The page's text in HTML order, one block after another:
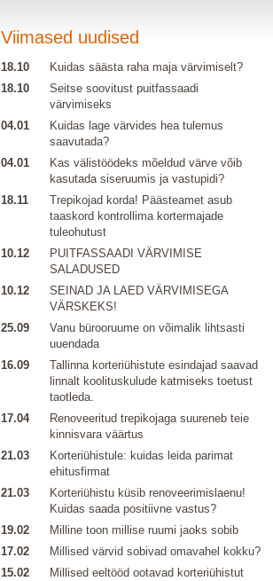
Viimased uudised
18.10
Kuidas säästa raha maja värvimiselt?
18.10
Seitse soovitust puitfassaadi
värvimiseks
04.01
Kuidas lage värvides hea tulemus
saavutada?
04.01
Kas välistöödeks mõeldud värve võib
kasutada siseruumis ja vastupidi?
18.11
Trepikojad korda! Päästeamet asub
taaskord kontrollima kortermajade
tuleohutust
10.12
PUITFASSAADI VÄRVIMISE
SALADUSED
10.12
SEINAD JA LAED VÄRVIMISEGA
VÄRSKEKS!
25.09
Vanu bürooruume on võimalik lihtsasti
uuendada
16.09
Tallinna korteriühistute esindajad saavad
linnalt koolituskulude katmiseks toetust
taotleda.
17.04
Renoveeritud trepikojaga suureneb teie
kinnisvara väärtus
21.03
Korteriühistule: kuidas leida parimat
ehitusfirmat
21.03
Korteriühistu küsib renoveerimislaenu!
Kuidas saada positiivne vastus?
19.02
Milline toon millise ruumi jaoks sobib
17.02
Millised värvid sobivad omavahel kokku?
15.02
Millised eeltööd ootavad korteriühistut